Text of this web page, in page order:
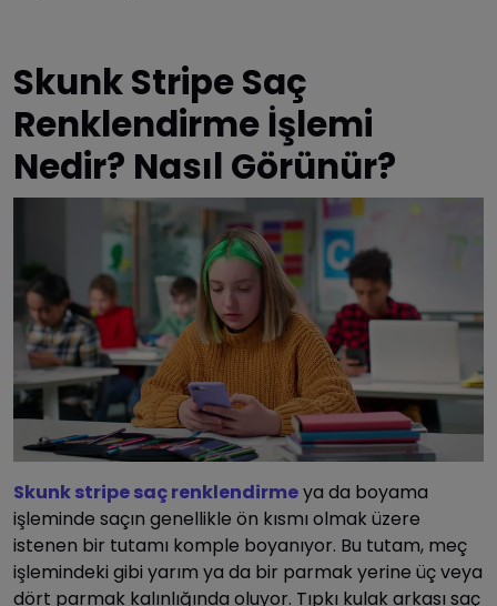
Skunk Stripe Saç
Renklendirme İşlemi
Nedir? Nasıl Görünür?
Skunk stripe saç renklendirmeya da boyama
işleminde saçın genellikle ön kısmı olmak üzere
istenen bir tutamı komple boyanıyor. Bu tutam, meç
işlemindeki gibi yarım ya da bir parmak yerine üç veya
dört parmak kalınlığında oluyor. Tıpkı kulak arkası saç